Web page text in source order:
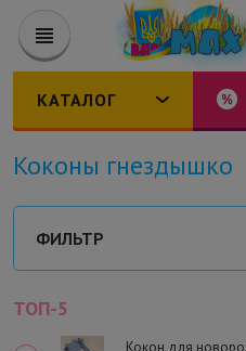
КАТАЛОГ
Коконы гнездышко
ФИЛЬТР
ТОП-5
Кокон для